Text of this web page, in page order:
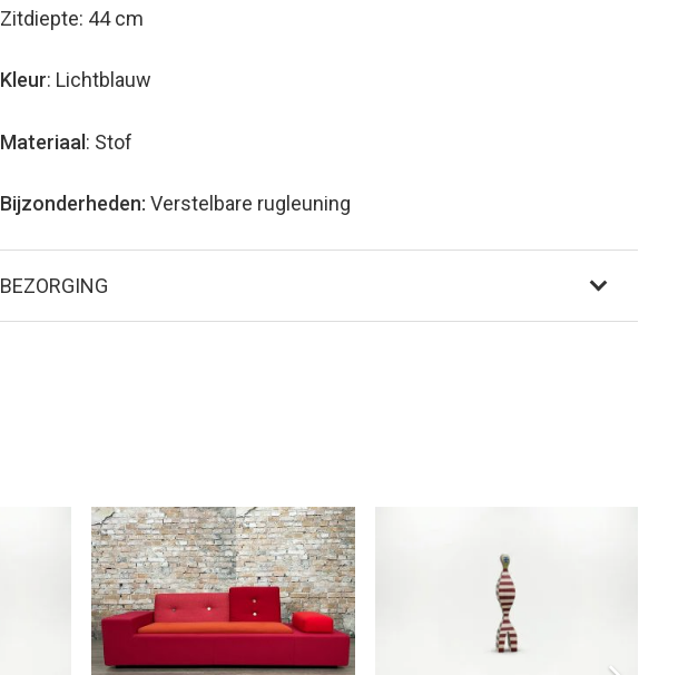
Zitdiepte: 44 cm
Kleur: Lichtblauw
Materiaal : Stof
Bijzonderheden: Verstelbare rugleuning
BEZORGING